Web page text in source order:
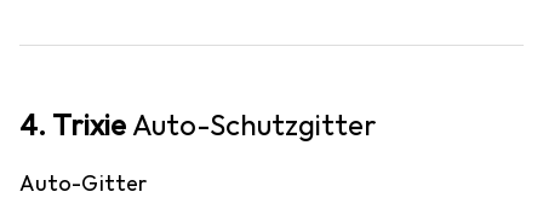
4. TrixieAuto-Schutzgitter
Auto-Gitter